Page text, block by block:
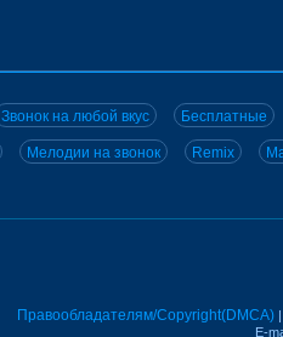
Звонок на любой вкус Бесплатные
Мелодии на звонок Remix
Правообладателям/Copyright(DMCA) |
E-